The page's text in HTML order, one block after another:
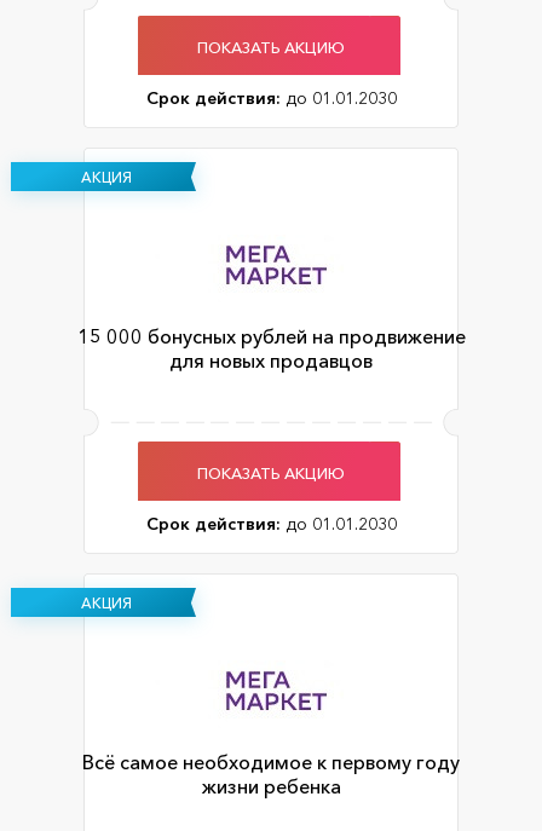
ПОКАЗАТЬ АКЦИЮ
Срок действия: до 01.01.2030
АКЦИЯ
15 000 бонусных рублей на продвижение
для новых продавцов
ПОКАЗАТЬ АКЦИЮ
Срок действия: до 01.01.2030
АКЦИЯ
Всё самое необходимое к первому году
жизни ребенка